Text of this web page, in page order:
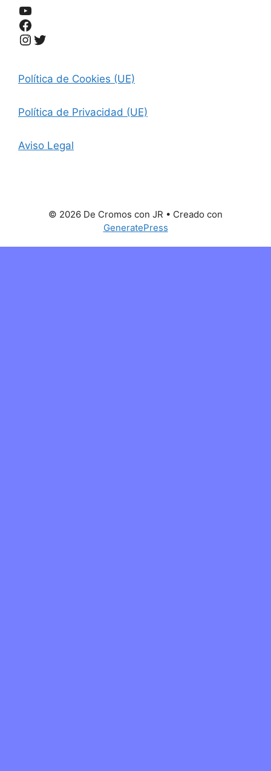
YouTube
Facebook
Instagram
Twitter
Política de Cookies (UE)
Política de Privacidad (UE)
Aviso Legal
© 2026 De Cromos con JR • Creado con
GeneratePress